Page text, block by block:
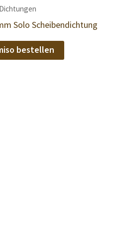
Solo Scheibendichtung
bestellen